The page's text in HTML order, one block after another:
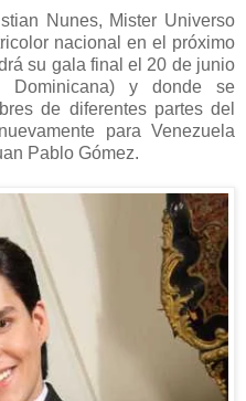
Nunes, Mister Universo
nacional en el próximo
su gala final el 20 de junio
Dominicana) y donde se
de diferentes partes del
para Venezuela
Pablo Gómez.